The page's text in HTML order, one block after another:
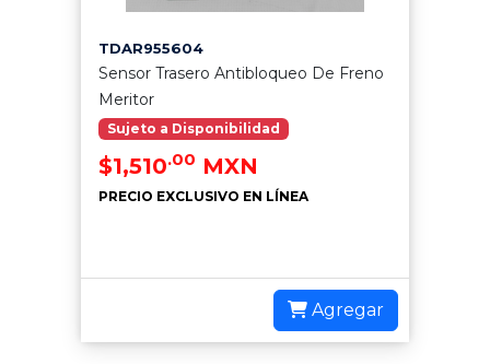
TDAR955604
Sensor Trasero Antibloqueo De Freno
Meritor
Sujeto a Disponibilidad
$1,510.00 MXN
PRECIO EXCLUSIVO EN LÍNEA
Agregar